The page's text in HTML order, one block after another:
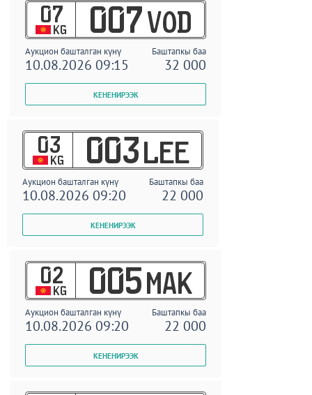
07
KG 007 VOD
Аукцион башталган күнү Баштапкы баа
10.08.2026 09:15 32 000
03
KG 003 LEE
Аукцион башталган күнү Баштапкы баа
10.08.2026 09:20 22 000
02
KG 005 MAK
Аукцион башталган күнү Баштапкы баа
10.08.2026 09:20 22 000